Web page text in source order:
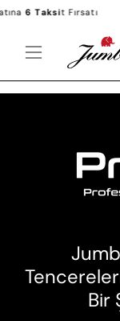
Skip
content
6 Taksit Fırsatı
Open
navigation
menu
KATEGORILER
Bir